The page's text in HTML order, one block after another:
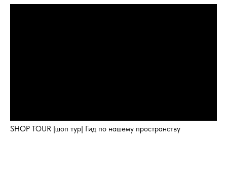
SHOP TOUR |шоп тур| Гид по нашему пространству